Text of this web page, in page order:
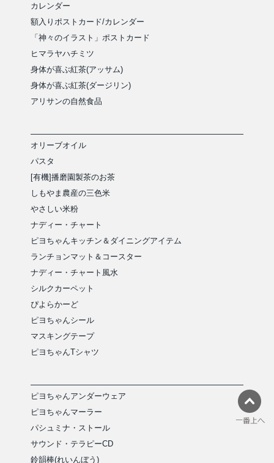
カレンダー
額入りポストカード/カレンダー
「神々のイラスト」ポストカード
ヒマラヤハチミツ
身体が喜ぶ紅茶(アッサム)
身体が喜ぶ紅茶(ダージリン)
アリサンの自然食品
オリーブオイル
パスタ
[有機]播磨園製茶のお茶
しもやま農産の三色米
やさしい米粉
ナディー・チャート
ピヨちゃんキッチン＆ダイニングアイテム
ランチョンマット＆コースター
ナディー・チャート風水
シルクカーペット
ぴよらかーど
ピヨちゃんシール
マスキングテープ
ピヨちゃんTシャツ
ピヨちゃんアンダーウェア
ピヨちゃんマーラー
パシュミナ・ストール
サウンド・テラピーCD
鈴韻棒(れいんぼう)